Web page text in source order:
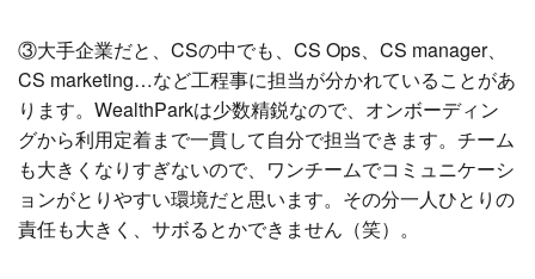
③大手企業だと、CSの中でも、CS Ops、CS manager、
CS marketing…など工程事に担当が分かれていることがあ
ります。WealthParkは少数精鋭なので、オンボーディン
グから利用定着まで一貫して自分で担当できます。チーム
も大きくなりすぎないので、ワンチームでコミュニケーシ
ョンがとりやすい環境だと思います。その分一人ひとりの
責任も大きく、サボるとかできません（笑）。